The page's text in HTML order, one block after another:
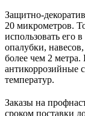
Защитно-
20 микрометров.
использовать его
опалубки,
более чем 2
антикоррозийные
температур.
Заказы на
сроком поставки